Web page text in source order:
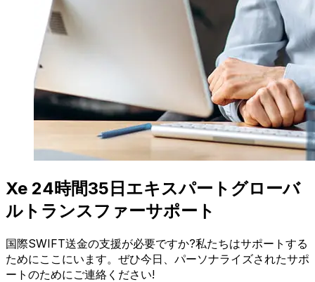
Xe 24時間35日エキスパートグローバ
ルトランスファーサポート
国際SWIFT送金の支援が必要ですか?私たちはサポートする
ためにここにいます。ぜひ今日、パーソナライズされたサポ
ートのためにご連絡ください!